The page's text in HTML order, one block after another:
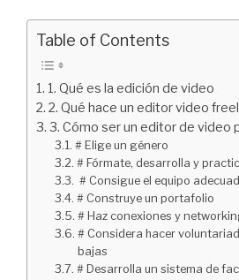
Table of Contents
1. Qué es la edición de video
2. Qué hace un editor video
3. Cómo ser un editor de video
# Elige un género
# Fórmate, desarrolla y
# Consigue el equipo
# Construye un portafolio
# Haz conexiones y
# Considera hacer
bajas
# Desarrolla un sistema de